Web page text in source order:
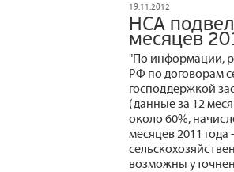
19.11.2012
НСА
месяцев
"По информации,
РФ по договорам
господдержкой
(данные за 12
около 60%,
месяцев 2011
возможны